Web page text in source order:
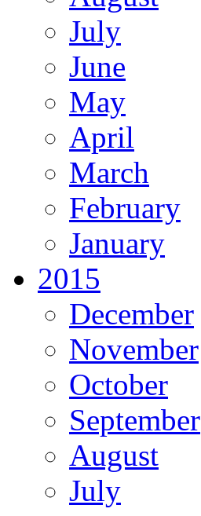
July
June
May
April
March
February
January
2015
December
November
October
September
August
July